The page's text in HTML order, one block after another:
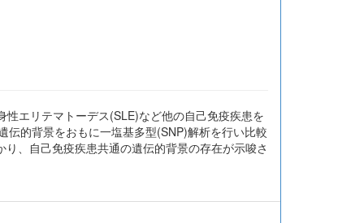
エリテマトーデス(SLE)など他の自己免疫疾患を
的背景をおもに一塩基多型(SNP)解析を行い比較
、自己免疫疾患共通の遺伝的背景の存在が示唆さ